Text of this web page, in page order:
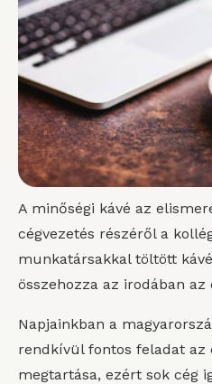
A minőségi kávé az
cégvezetés részéről a
munkatársakkal töltött
összehozza az irodában az
Napjainkban a
rendkívül fontos feladat
megtartása, ezért sok cég